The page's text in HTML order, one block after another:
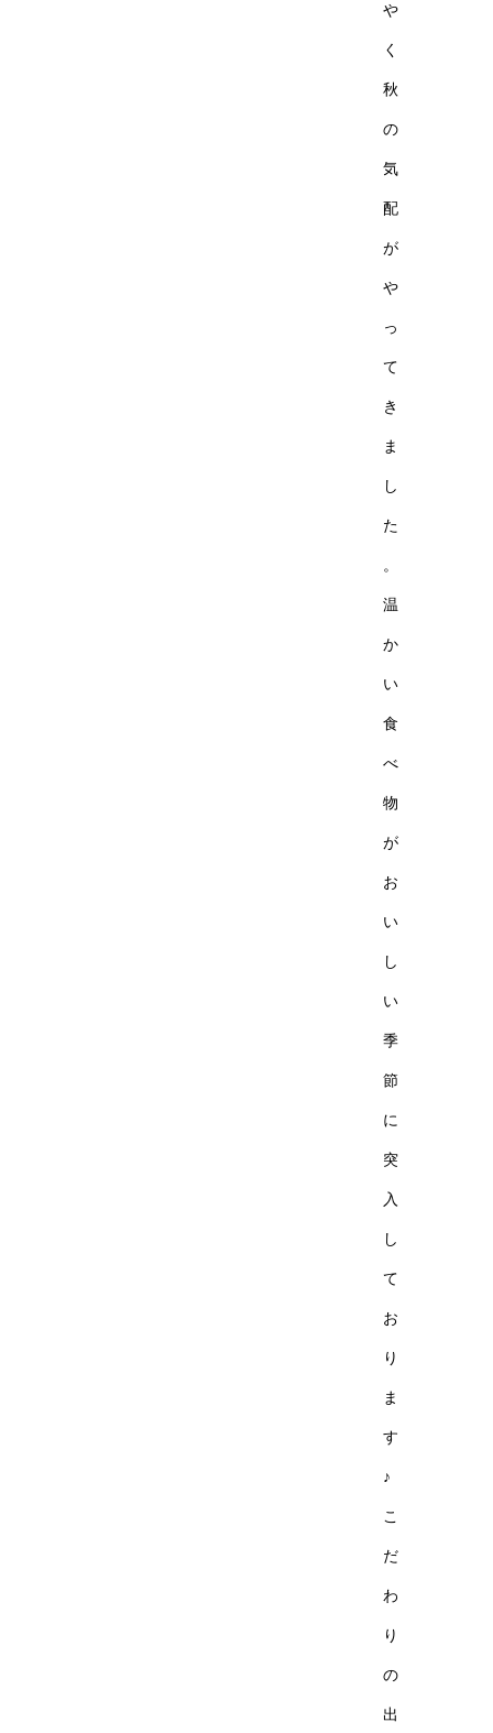
や
く
秋
の
気
配
が
や
っ
て
き
ま
し
た
。
温
か
い
食
べ
物
が
お
い
し
い
季
節
に
突
入
し
て
お
り
ま
す
♪
こ
だ
わ
り
の
出